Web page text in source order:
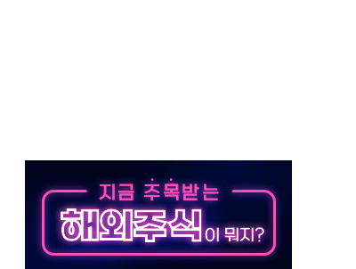
견
제 공유기서 '백도어' 발견
건강까지 영역 확장 예정
의에 7%대 급등
참가